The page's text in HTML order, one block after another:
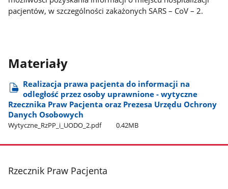
pacjentów, w szczególności zakażonych SARS – CoV – 2.
Materiały
Realizacja prawa pacjenta do informacji na
odległość przez osoby uprawnione - wytyczne
Rzecznika Praw Pacjenta oraz Prezesa Urzędu Ochrony
Danych Osobowych
Wytyczne​_RzPP​_i​_UODO​_2.pdf 0.42MB
stopka
Rzecznik Praw Pacjenta